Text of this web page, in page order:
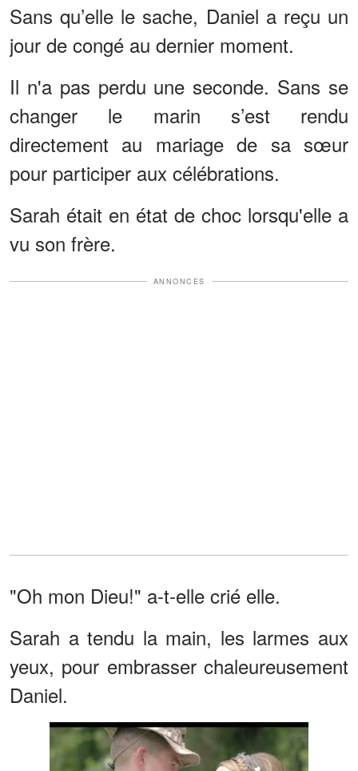
Sans qu’elle le sache, Daniel a reçu un
jour de congé au dernier moment.
Il n'a pas perdu une seconde. Sans se
changer le marin s’est rendu
directement au mariage de sa sœur
pour participer aux célébrations.
Sarah était en état de choc lorsqu'elle a
vu son frère.
ANNONCES
"Oh mon Dieu!" a-t-elle crié elle.
Sarah a tendu la main, les larmes aux
yeux, pour embrasser chaleureusement
Daniel.